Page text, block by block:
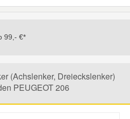
99,- €*
(Achslenker, Dreieckslenker)
PEUGEOT 206